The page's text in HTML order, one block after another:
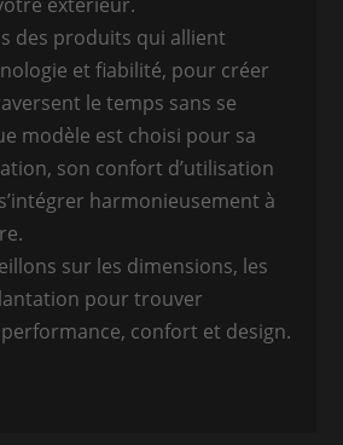
des produits qui allient
et fiabilité, pour créer
le temps sans se
modèle est choisi pour sa
son confort d’utilisation
harmonieusement à
sur les dimensions, les
pour trouver
confort et design.